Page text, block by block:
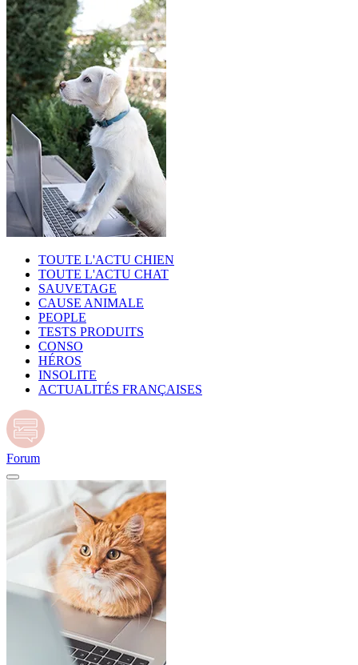
TOUTE L'ACTU CHIEN
TOUTE L'ACTU CHAT
SAUVETAGE
CAUSE ANIMALE
PEOPLE
TESTS PRODUITS
CONSO
HÉROS
INSOLITE
ACTUALITÉS FRANÇAISES
Forum